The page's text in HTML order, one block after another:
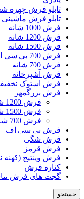
تابلو فرش چهره
تابلو فرش ماشینی
فرش 1000 شانه
فرش 1200 شانه
فرش 1500 شانه
فرش 700 بی سی اف
فرش 700 شانه
فرش آشپرخانه
فرش استوک
فرش بزرگمهر
فرش 1200 شانه بزرگمهر
فرش 1500 شانه بزرگمهر
فرش 700 شانه بزرگمهر
فرش بی سی اف
فرش شگی
فرش قرمز
فرش وینتیج (کهنه
کناره فرش
گجت های فرش
جستجو